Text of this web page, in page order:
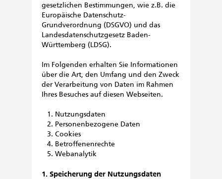
gesetzlichen Bestimmungen, wie z.B. die
Europäische Datenschutz-
Grundverordnung (DSGVO) und das
Landesdatenschutzgesetz Baden-
Württemberg (LDSG).
Im Folgenden erhalten Sie Informationen
über die Art, den Umfang und den Zweck
der Verarbeitung von Daten im Rahmen
Ihres Besuches auf diesen Webseiten.
Nutzungsdaten
Personenbezogene Daten
Cookies
Betroffenenrechte
Webanalytik
1. Speicherung der Nutzungsdaten